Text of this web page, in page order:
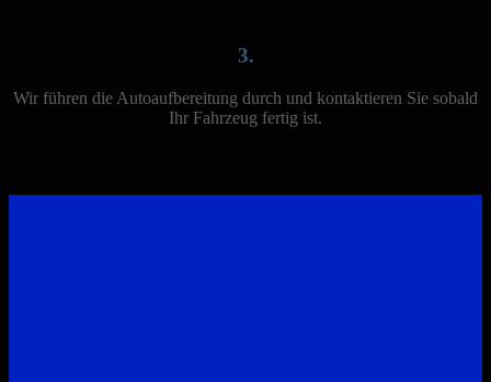
3.
Wir führen die Autoaufbereitung durch und kontaktieren Sie sobald
Ihr Fahrzeug fertig ist.